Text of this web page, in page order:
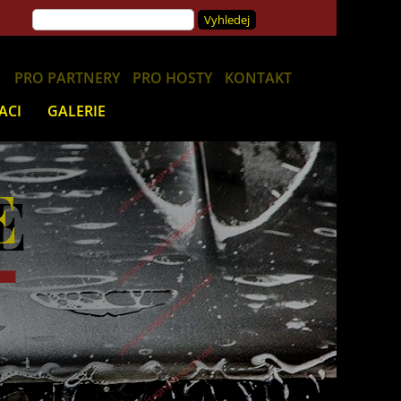
PRO PARTNERY PRO HOSTY
KONTAKT
GALERIE